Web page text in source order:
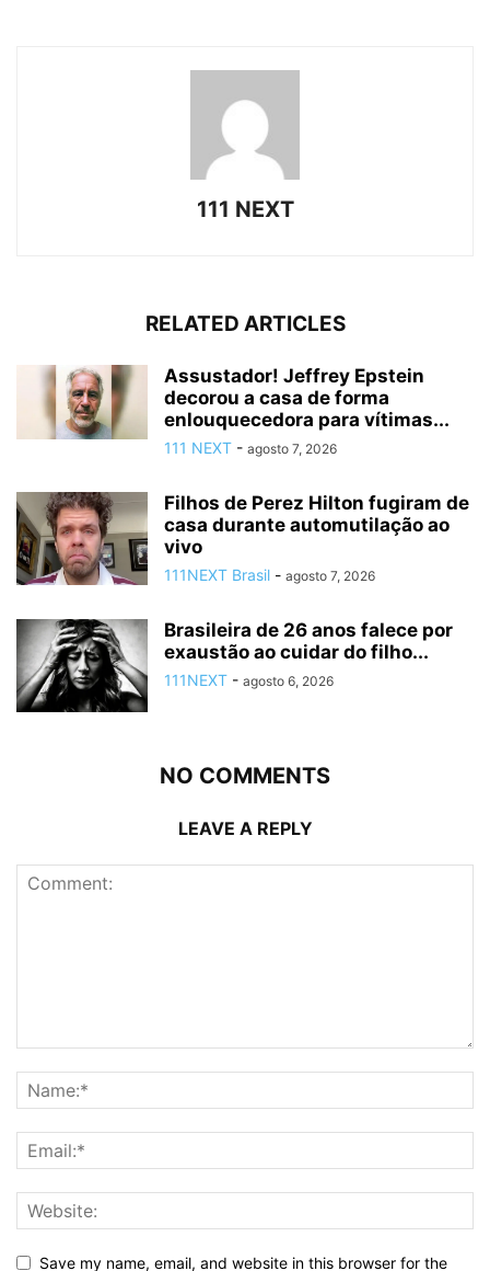
111 NEXT
RELATED ARTICLES
Assustador! Jeffrey Epstein
decorou a casa de forma
enlouquecedora para vítimas...
111 NEXT - agosto 7, 2026
Filhos de Perez Hilton fugiram de
casa durante automutilação ao
vivo
111NEXT Brasil - agosto 7, 2026
Brasileira de 26 anos falece por
exaustão ao cuidar do filho...
111NEXT - agosto 6, 2026
NO COMMENTS
LEAVE A REPLY
Save my name, email, and website in this browser for the